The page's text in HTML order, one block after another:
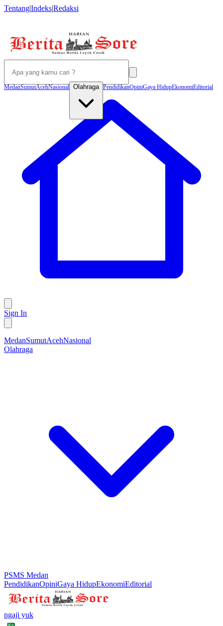
Tentang|Indeks|Redaksi
MedanSumutAcehNasional Olahraga PendidikanOpiniGaya HidupEkonomiEditorial
Sign In
MedanSumutAcehNasional
Olahraga
PSMS Medan
PendidikanOpiniGaya HidupEkonomiEditorial
ngaji yuk